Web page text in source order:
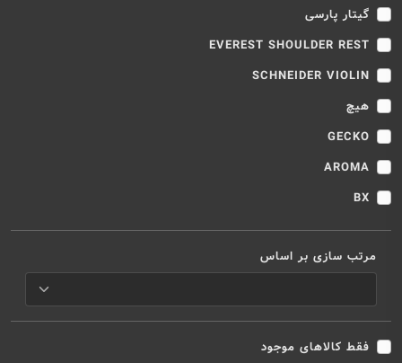
گیتار پارسی
EVEREST SHOULDER REST
SCHNEIDER VIOLIN
هیچ
GECKO
AROMA
BX
مرتب سازی بر اساس
فقط کالاهای موجود